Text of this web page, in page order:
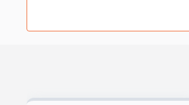
Pubblicando questo commento dai il consenso